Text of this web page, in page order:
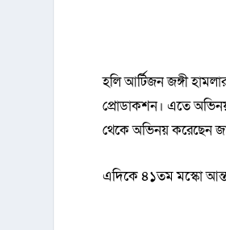
হলি আর্টিজন জঙ্গী
প্রোডাকশন। এতে অভিনয়
থেকে অভিনয় করেছেন
এদিকে ৪১তম মস্কো